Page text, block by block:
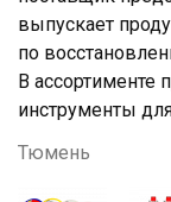
выпускает
по
В ассортименте
инструменты
Тюмень